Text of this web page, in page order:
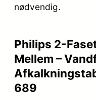
nødvendig.
Philips 2-
Mellem –
689